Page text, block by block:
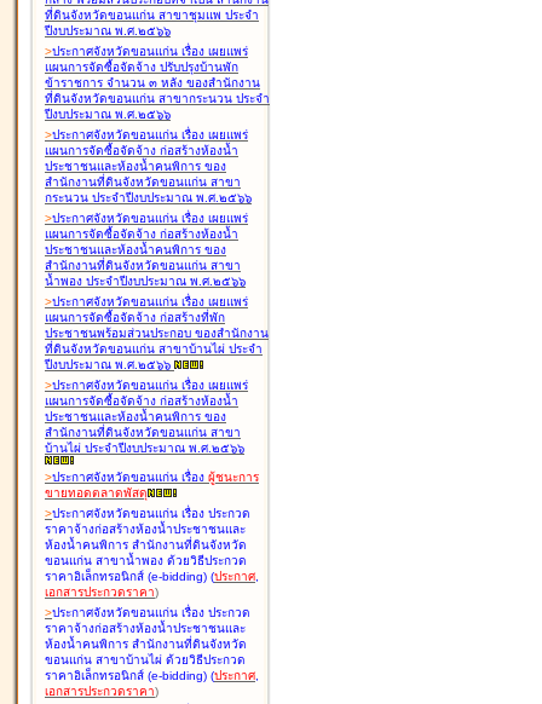
ที่ดินจังหวัดขอนแก่น สาขาชุมแพ ประจำ
ปีงบประมาณ พ.ศ.๒๕๖๖
>ประกาศจังหวัดขอนแก่น เรื่อง เผยแพร่
แผนการจัดซื้อจัดจ้าง ปรับปรุงบ้านพัก
ข้าราชการ จำนวน ๓ หลัง ของสำนักงาน
ที่ดินจังหวัดขอนแก่น สาขากระนวน ประจำ
ปีงบประมาณ พ.ศ.๒๕๖๖
>ประกาศจังหวัดขอนแก่น เรื่อง เผยแพร่
แผนการจัดซื้อจัดจ้าง ก่อสร้างห้องน้ำ
ประชาชนและห้องน้ำคนพิการ ของ
สำนักงานที่ดินจังหวัดขอนแก่น สาขา
กระนวน ประจำปีงบประมาณ พ.ศ.๒๕๖๖
>ประกาศจังหวัดขอนแก่น เรื่อง เผยแพร่
แผนการจัดซื้อจัดจ้าง ก่อสร้างห้องน้ำ
ประชาชนและห้องน้ำคนพิการ ของ
สำนักงานที่ดินจังหวัดขอนแก่น สาขา
น้ำพอง ประจำปีงบประมาณ พ.ศ.๒๕๖๖
>ประกาศจังหวัดขอนแก่น เรื่อง เผยแพร่
แผนการจัดซื้อจัดจ้าง ก่อสร้างที่พัก
ประชาชนพร้อมส่วนประกอบ ของสำนักงาน
ที่ดินจังหวัดขอนแก่น สาขาบ้านไผ่ ประจำ
ปีงบประมาณ พ.ศ.๒๕๖๖
>ประกาศจังหวัดขอนแก่น เรื่อง เผยแพร่
แผนการจัดซื้อจัดจ้าง ก่อสร้างห้องน้ำ
ประชาชนและห้องน้ำคนพิการ ของ
สำนักงานที่ดินจังหวัดขอนแก่น สาขา
บ้านไผ่ ประจำปีงบประมาณ พ.ศ.๒๕๖๖
>ประกาศจังหวัดขอนแก่น เรื่อง ผู้ชนะการ
ขายทอดตลาดพัสดุ
>ประกาศจังหวัดขอนแก่น เรื่อง ประกวด
ราคาจ้างก่อสร้างห้องน้ำประชาชนและ
ห้องน้ำคนพิการ สำนักงานที่ดินจังหวัด
ขอนแก่น สาขาน้ำพอง ด้วยวิธีประกวด
ราคาอิเล็กทรอนิกส์ (e-bidding) (ประกาศ,
เอกสารประกวดราคา)
>ประกาศจังหวัดขอนแก่น เรื่อง ประกวด
ราคาจ้างก่อสร้างห้องน้ำประชาชนและ
ห้องน้ำคนพิการ สำนักงานที่ดินจังหวัด
ขอนแก่น สาขาบ้านไผ่ ด้วยวิธีประกวด
ราคาอิเล็กทรอนิกส์ (e-bidding) (ประกาศ,
เอกสารประกวดราคา)